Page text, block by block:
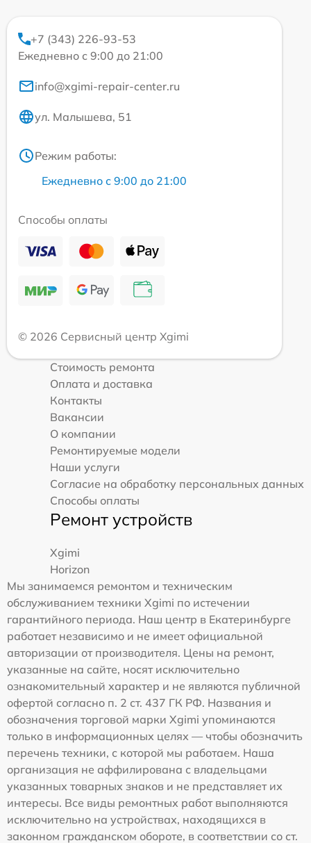
+7 (343) 226-93-53
Ежедневно с 9:00 до 21:00
info@xgimi-repair-center.ru
ул. Малышева, 51
Режим работы:
Ежедневно с 9:00 до 21:00
Способы оплаты
© 2026 Сервисный центр Xgimi
Стоимость ремонта
Оплата и доставка
Контакты
Вакансии
О компании
Ремонтируемые модели
Наши услуги
Согласие на обработку персональных данных
Способы оплаты
Ремонт устройств
Xgimi
Horizon
Мы занимаемся ремонтом и техническим
обслуживанием техники Xgimi по истечении
гарантийного периода. Наш центр в Екатеринбурге
работает независимо и не имеет официальной
авторизации от производителя. Цены на ремонт,
указанные на сайте, носят исключительно
ознакомительный характер и не являются публичной
офертой согласно п. 2 ст. 437 ГК РФ. Названия и
обозначения торговой марки Xgimi упоминаются
только в информационных целях — чтобы обозначить
перечень техники, с которой мы работаем. Наша
организация не аффилирована с владельцами
указанных товарных знаков и не представляет их
интересы. Все виды ремонтных работ выполняются
исключительно на устройствах, находящихся в
законном гражданском обороте, в соответствии со ст.